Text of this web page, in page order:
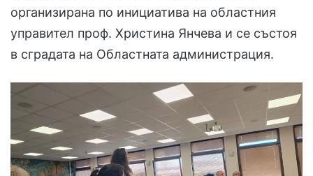
организирана по инициатива на областния
управител проф. Христина Янчева и се състоя
в сградата на Областната администрация.